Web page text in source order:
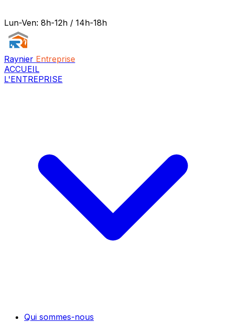
Lun-Ven: 8h-12h / 14h-18h
Raynier Entreprise
ACCUEIL
L'ENTREPRISE
Qui sommes-nous